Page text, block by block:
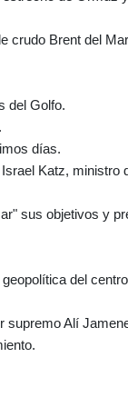
crudo Brent del Mar
del Golfo.
días.
Katz, ministro
sus objetivos y
del centro
supremo Alí